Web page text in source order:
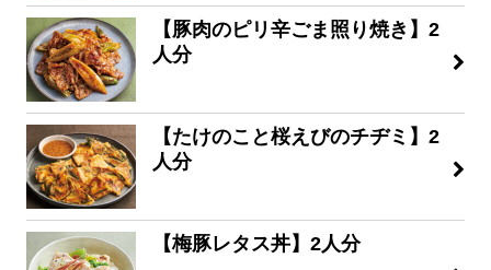
【豚肉のピリ辛ごま照り焼き】2
人分
【たけのこと桜えびのチヂミ】2
人分
【梅豚レタス丼】2人分